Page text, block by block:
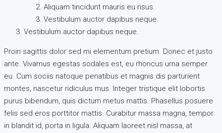
Aliquam tincidunt mauris eu risus.
Vestibulum auctor dapibus neque.
Vestibulum auctor dapibus neque.
Proin sagittis dolor sed mi elementum pretium. Donec et justo
ante. Vivamus egestas sodales est, eu rhoncus urna semper
eu. Cum sociis natoque penatibus et magnis dis parturient
montes, nascetur ridiculus mus. Integer tristique elit lobortis
purus bibendum, quis dictum metus mattis. Phasellus posuere
felis sed eros porttitor mattis. Curabitur massa magna, tempor
in blandit id, porta in ligula. Aliquam laoreet nisl massa, at